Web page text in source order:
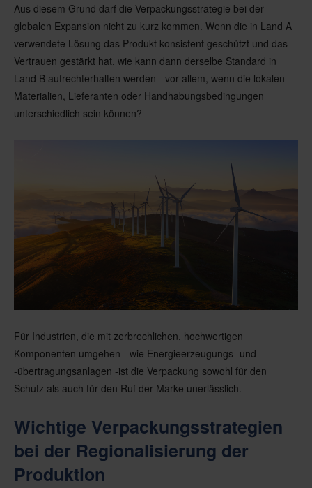
Aus diesem Grund darf die Verpackungsstrategie bei der
globalen Expansion nicht zu kurz kommen. Wenn die in Land A
verwendete Lösung das Produkt konsistent geschützt und das
Vertrauen gestärkt hat, wie kann dann derselbe Standard in
Land B aufrechterhalten werden - vor allem, wenn die lokalen
Materialien, Lieferanten oder Handhabungsbedingungen
unterschiedlich sein können?
Für Industrien, die mit zerbrechlichen, hochwertigen
Komponenten umgehen - wie Energieerzeugungs- und
-übertragungsanlagen -ist die Verpackung sowohl für den
Schutz als auch für den Ruf der Marke unerlässlich.
Wichtige Verpackungsstrategien
bei der Regionalisierung der
Produktion